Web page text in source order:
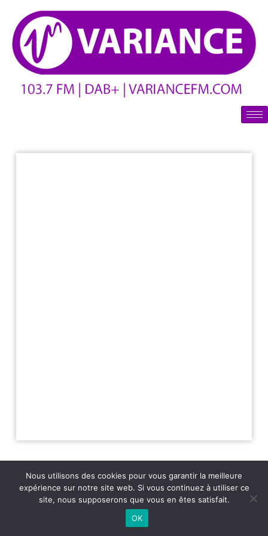
2026 - Variance FM - Mentions légales - Politique de confidentialité -
- Réalisation
Nous utilisons des cookies pour vous garantir la meilleure
expérience sur notre site web. Si vous continuez à utiliser ce
site, nous supposerons que vous en êtes satisfait.
OK